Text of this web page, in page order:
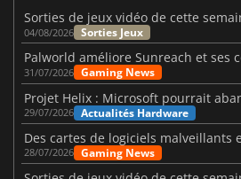
04/08/2026 Sorties Jeux
Palworld améliore Sunreach et ses
31/07/2026 Gaming News
Projet Helix : Microsoft pourrait
29/07/2026 Actualités Hardware
28/07/2026 Gaming News